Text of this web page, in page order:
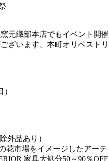
元織部本店でもイベント開催
ざいます、本町オリベスト
外品あり）
花市場をイメージしたアー
家具大処分50～90％OFF